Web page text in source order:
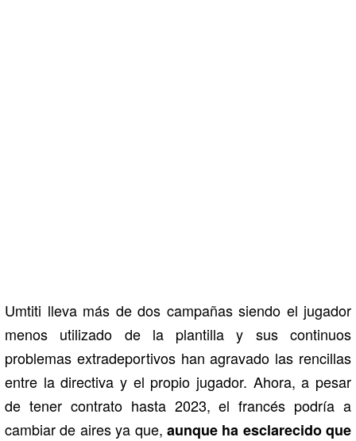
Umtiti lleva más de dos campañas siendo el jugador
menos utilizado de la plantilla y sus continuos
problemas extradeportivos han agravado las rencillas
entre la directiva y el propio jugador. Ahora, a pesar
de tener contrato hasta 2023, el francés podría a
cambiar de aires ya que, aunque ha esclarecido que